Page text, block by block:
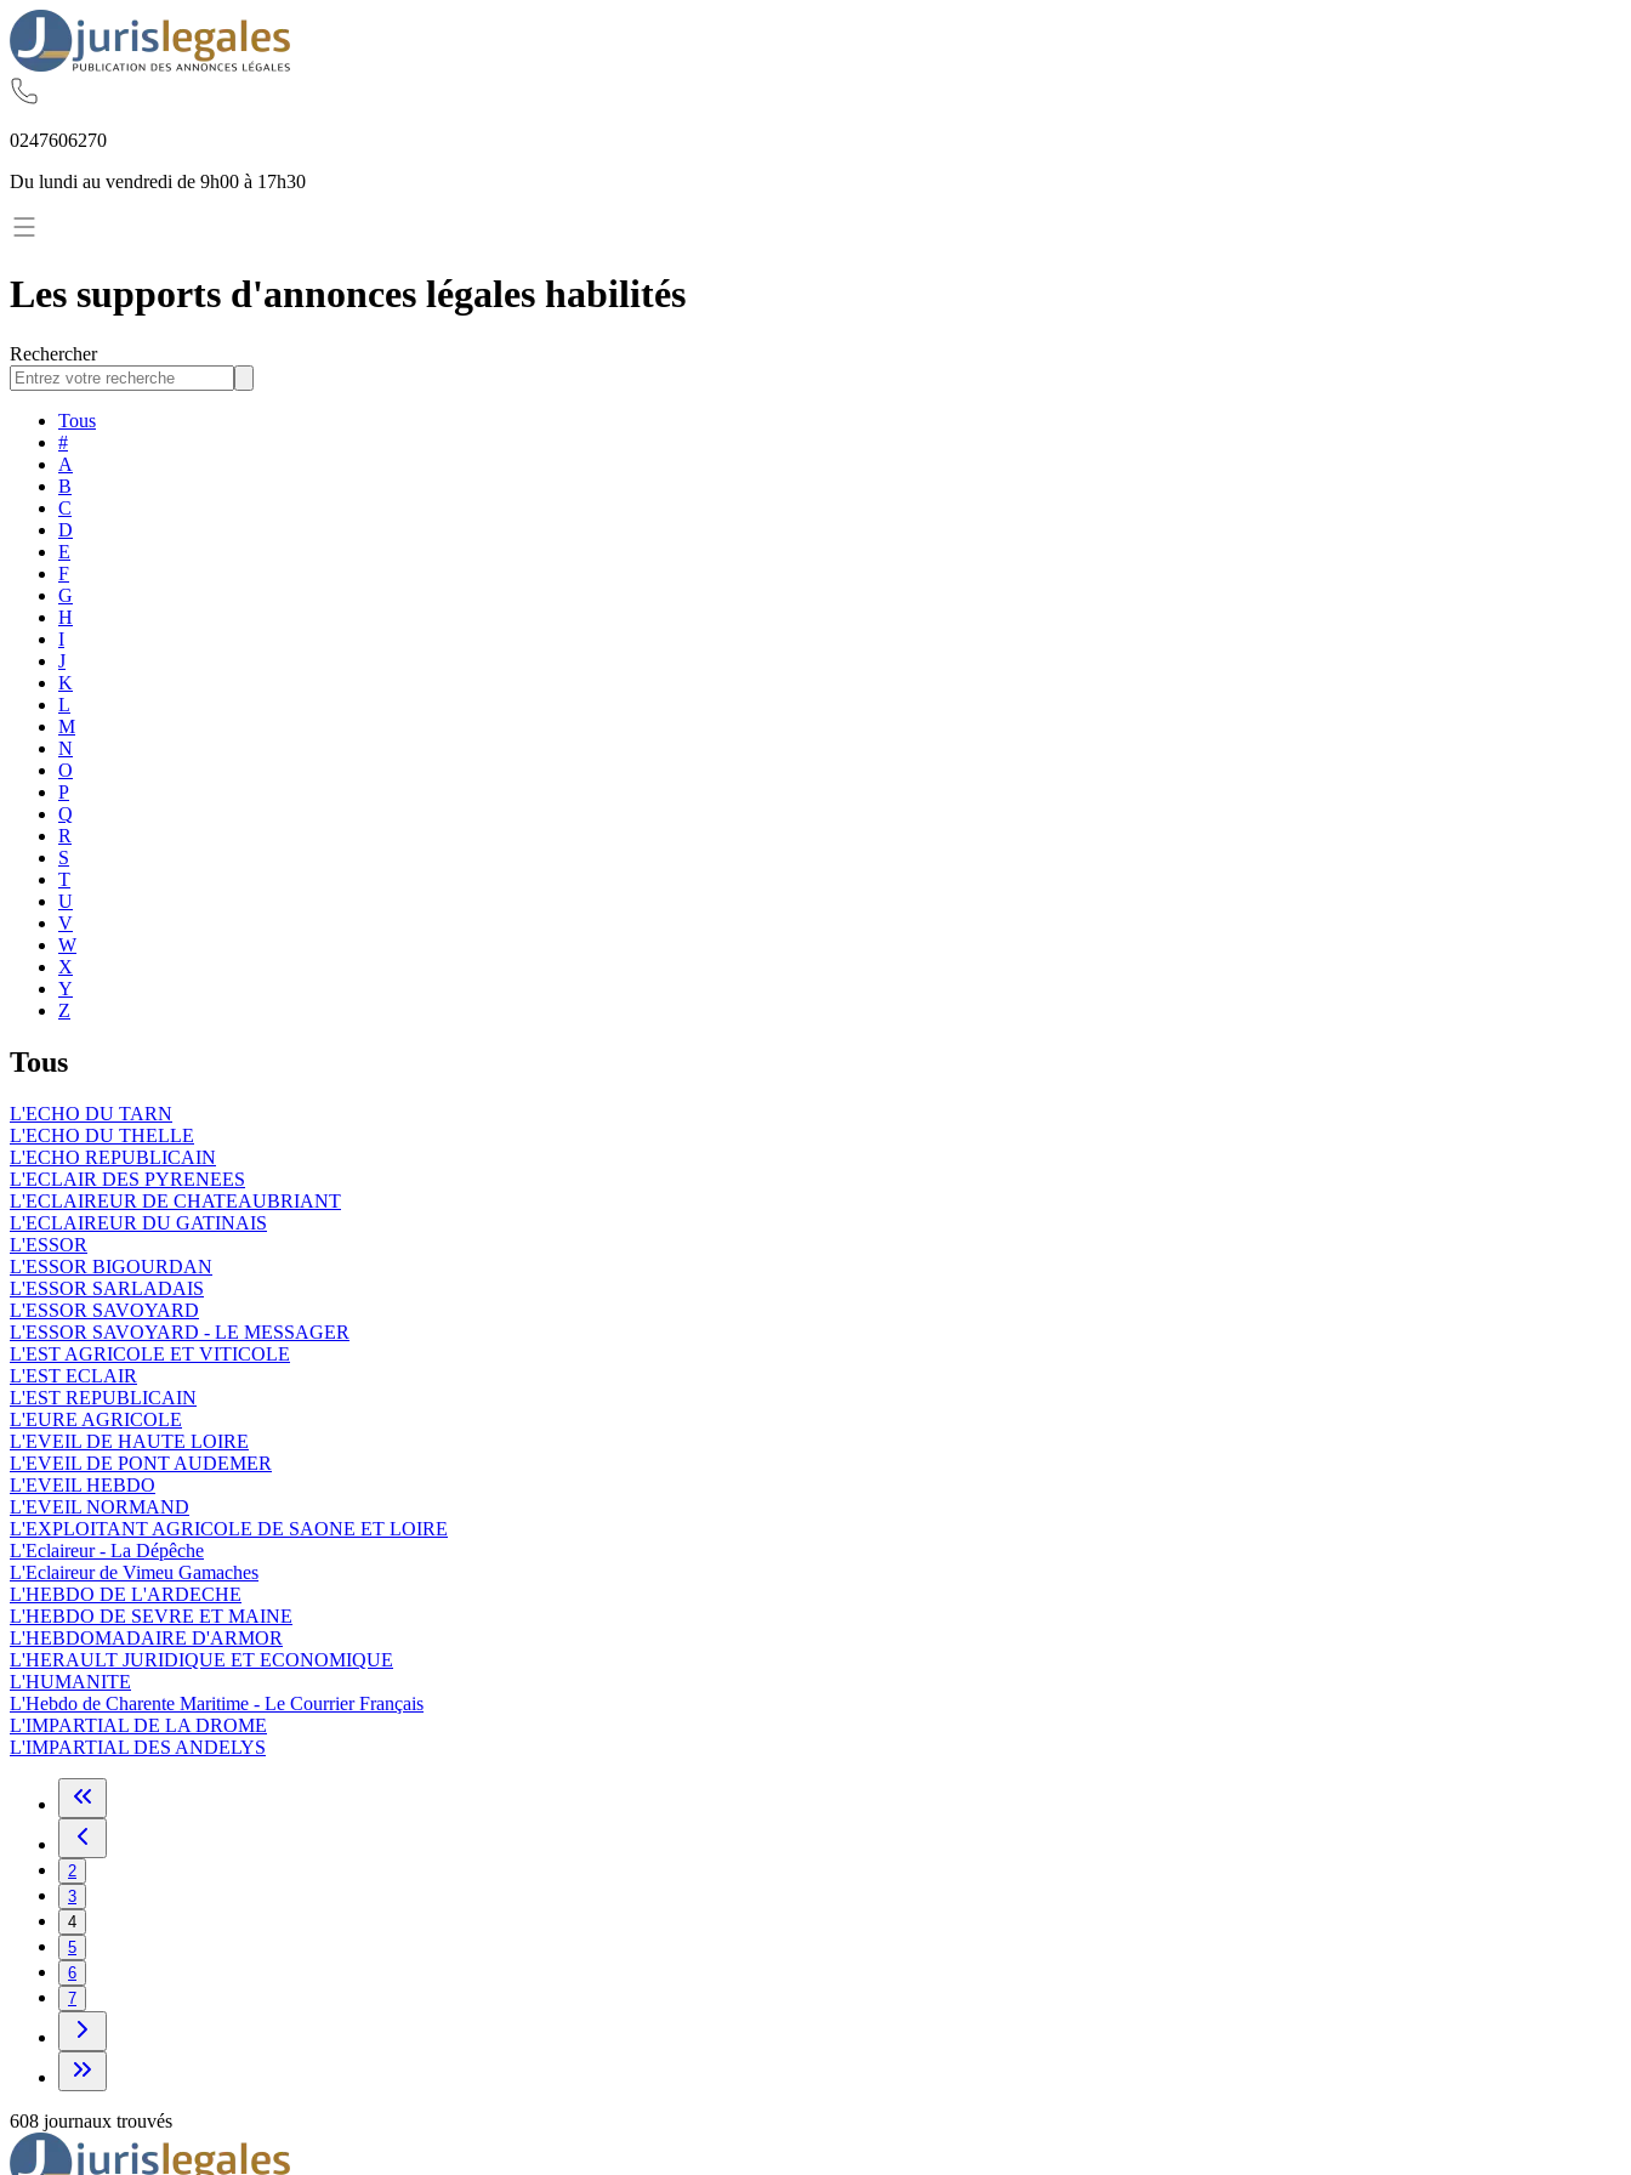
0247606270
Du lundi au vendredi de 9h00 à 17h30
Les supports d'annonces légales habilités
Rechercher
Tous
#
A
B
C
D
E
F
G
H
I
J
K
L
M
N
O
P
Q
R
S
T
U
V
W
X
Y
Z
Tous
L'ECHO DU TARN
L'ECHO DU THELLE
L'ECHO REPUBLICAIN
L'ECLAIR DES PYRENEES
L'ECLAIREUR DE CHATEAUBRIANT
L'ECLAIREUR DU GATINAIS
L'ESSOR
L'ESSOR BIGOURDAN
L'ESSOR SARLADAIS
L'ESSOR SAVOYARD
L'ESSOR SAVOYARD - LE MESSAGER
L'EST AGRICOLE ET VITICOLE
L'EST ECLAIR
L'EST REPUBLICAIN
L'EURE AGRICOLE
L'EVEIL DE HAUTE LOIRE
L'EVEIL DE PONT AUDEMER
L'EVEIL HEBDO
L'EVEIL NORMAND
L'EXPLOITANT AGRICOLE DE SAONE ET LOIRE
L'Eclaireur - La Dépêche
L'Eclaireur de Vimeu Gamaches
L'HEBDO DE L'ARDECHE
L'HEBDO DE SEVRE ET MAINE
L'HEBDOMADAIRE D'ARMOR
L'HERAULT JURIDIQUE ET ECONOMIQUE
L'HUMANITE
L'Hebdo de Charente Maritime - Le Courrier Français
L'IMPARTIAL DE LA DROME
L'IMPARTIAL DES ANDELYS
2
3
4
5
6
7
608 journaux trouvés